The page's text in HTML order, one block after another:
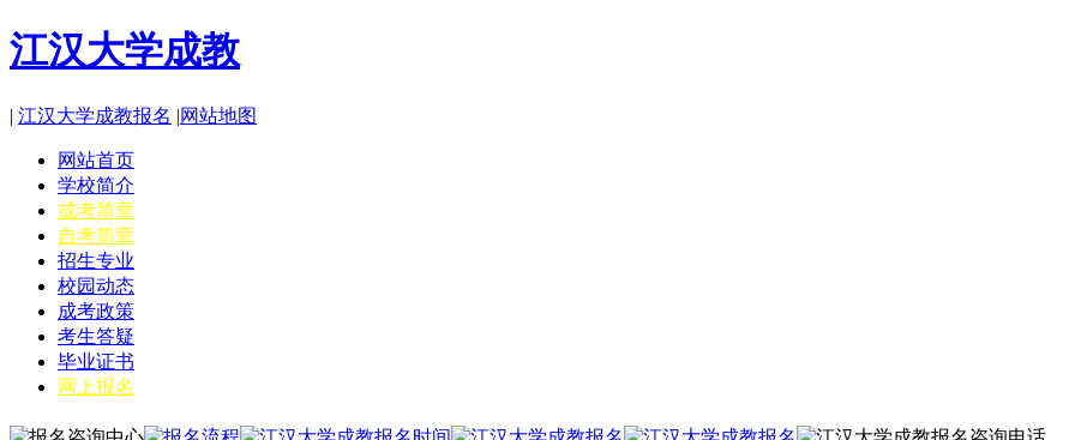
江汉大学成教
| 江汉大学成教报名 |网站地图
网站首页
学校简介
成考简章
自考简章
招生专业
校园动态
成考政策
考生答疑
毕业证书
网上报名